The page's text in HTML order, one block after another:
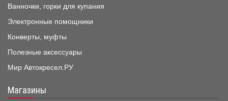
Ванночки, горки для купания
Электронные помощники
Конверты, муфты
Полезные аксессуары
Мир Автокресел.РУ
Магазины